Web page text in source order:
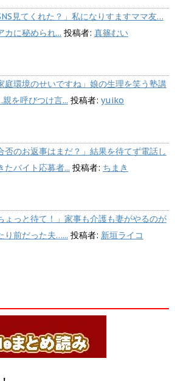
見てくれた？」私になりすますママ友…
カに秘められ... 投稿者: 真篠むい
庭環境のせいですね」娘の生理を笑う塾講
を呼びつけ言... 投稿者: yuiko
否のお返事はまだ？」結果を待てず電話し
たバイト応募者... 投稿者: ちまき
ょっと待て！」家事も介護も妻がやるのが
り前だった夫…... 投稿者: 新垣ライコ